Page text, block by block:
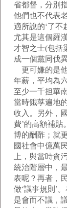
省都督，分別
他們也不代表
適所說的‘了不
尤其是這個羅
才智之士(包括
成一個黨同伐
更可嫌的是
年薪，平均為
至少一千担華
當時餓莩遍地
收入。另外，
費’的高額補
博的酬酢；就
國社會中億萬
上，與當時貪
統治階層中，
表呢？再者，
做‘議事規則’
是會而不議，